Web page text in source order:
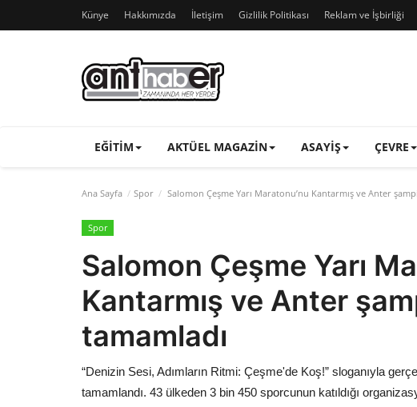
Künye Hakkımızda İletişim Gizlilik Politikası Reklam ve İşbirliği
EĞITIM AKTÜEL MAGAZIN ASAYIŞ ÇEVRE
Ana Sayfa Spor Salomon Çeşme Yarı Maratonu’nu Kantarmış ve Anter
Spor
Salomon Çeşme Yarı
Kantarmış ve Anter
tamamladı
“Denizin Sesi, Adımların Ritmi: Çeşme'de Koş!” sloganıyla
tamamlandı. 43 ülkeden 3 bin 450 sporcunun katıldığı